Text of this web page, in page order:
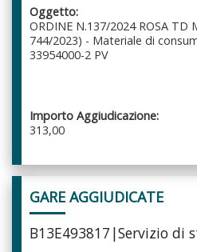
Oggetto:
ORDINE N.137/2024 ROSA TD
744/2023) - Materiale di
33954000-2 PV
Importo Aggiudicazione:
313,00
GARE AGGIUDICATE
B13E493817|Servizio di